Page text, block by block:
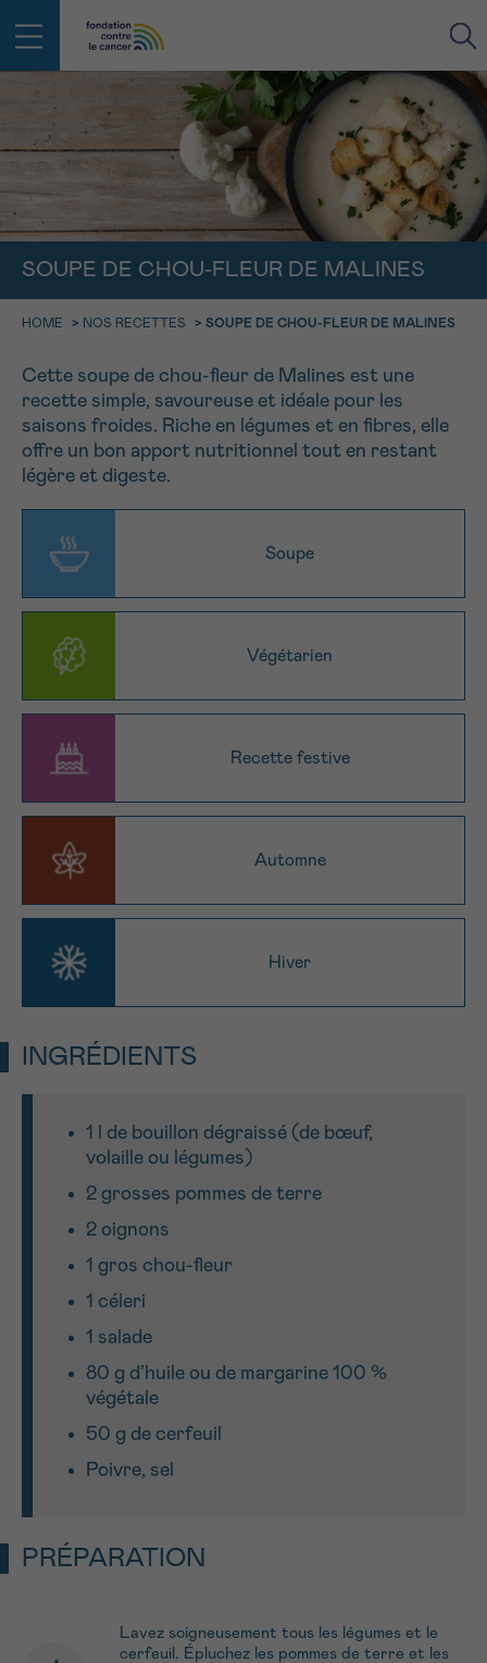
SOUPE DE CHOU-FLEUR DE MALINES
HOME > NOS RECETTES > SOUPE DE CHOU-FLEUR DE MALINES
Cette soupe de chou-fleur de Malines est une
recette simple, savoureuse et idéale pour les
saisons froides. Riche en légumes et en fibres, elle
offre un bon apport nutritionnel tout en restant
légère et digeste.
Soupe
Végétarien
Recette festive
Automne
Hiver
INGRÉDIENTS
1 l de bouillon dégraissé (de bœuf,
volaille ou légumes)
2 grosses pommes de terre
2 oignons
1 gros chou-fleur
1 céleri
1 salade
80 g d’huile ou de margarine 100 %
végétale
50 g de cerfeuil
Poivre, sel
PRÉPARATION
Lavez soigneusement tous les légumes et le
cerfeuil. Épluchez les pommes de terre et les
PRÉNOM
FACE AU CANCER VOUS N’ÊTES
PAS SEUL
Des professionnels pour répondre à toutes vos
questions sur le cancer
Par téléphone
0800 15 801 lu-ve 9h à 18h
Via le formulaire de contact
En savoir plus sur Cancerinfo
aucun diagnostic
RETOUR
PRÉNOM
E-MAIL
Je souhaite recevoir la Newsletter
*CHAMP OBLIGATOIRE
RETOUR
9h-11h
11h-13h
13h-16h
Suivant